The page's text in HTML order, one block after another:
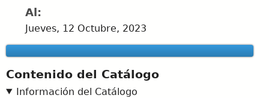
Al:
Jueves, 12 Octubre, 2023
Contenido del Catálogo
Información del Catálogo